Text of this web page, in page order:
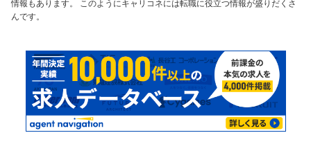
情報もあります。 このようにキャリコネには転職に役立つ情報が盛りだくさ
んです。